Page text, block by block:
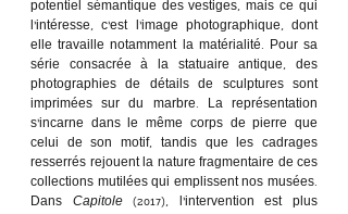
potentiel sémantique des vestiges, mais ce qui
l’intéresse, c’est l’image photographique, dont
elle travaille notamment la matérialité. Pour sa
série consacrée à la statuaire antique, des
photographies de détails de sculptures sont
imprimées sur du marbre. La représentation
s’incarne dans le même corps de pierre que
celui de son motif, tandis que les cadrages
resserrés rejouent la nature fragmentaire de ces
collections mutilées qui emplissent nos musées.
Dans Capitole (2017), l’intervention est plus